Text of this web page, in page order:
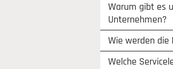
Warum gibt es
Unternehmen?
Wie werden die
Welche